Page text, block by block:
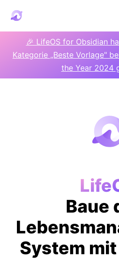
🎉 LifeOS for Obsidian
Kategorie „Beste Vorlage"
the Year 2024
Baue
System